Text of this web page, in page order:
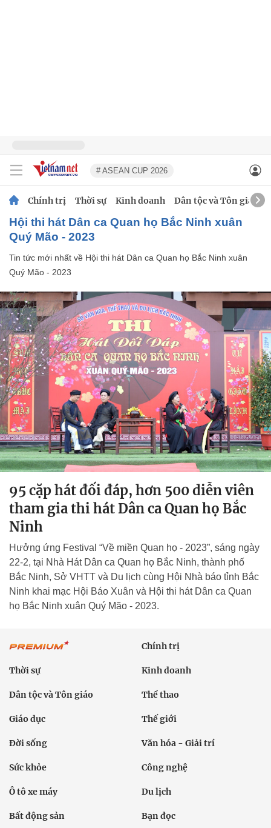
# ASEAN CUP 2026
Chính trị Thời sự Kinh doanh Dân tộc và Tôn giáo
Hội thi hát Dân ca Quan họ Bắc Ninh xuân
Quý Mão - 2023
Tin tức mới nhất về Hội thi hát Dân ca Quan họ Bắc Ninh xuân
Quý Mão - 2023
95 cặp hát đối đáp, hơn 500 diễn viên
tham gia thi hát Dân ca Quan họ Bắc
Ninh
Hưởng ứng Festival “Về miền Quan họ - 2023”, sáng ngày
22-2, tại Nhà Hát Dân ca Quan họ Bắc Ninh, thành phố
Bắc Ninh, Sở VHTT và Du lịch cùng Hội Nhà báo tỉnh Bắc
Ninh khai mạc Hội Báo Xuân và Hội thi hát Dân ca Quan
họ Bắc Ninh xuân Quý Mão - 2023.
Chính trị
Thời sự Kinh doanh
Dân tộc và Tôn giáo Thể thao
Giáo dục Thế giới
Đời sống Văn hóa - Giải trí
Sức khỏe Công nghệ
Ô tô xe máy Du lịch
Bất động sản Bạn đọc